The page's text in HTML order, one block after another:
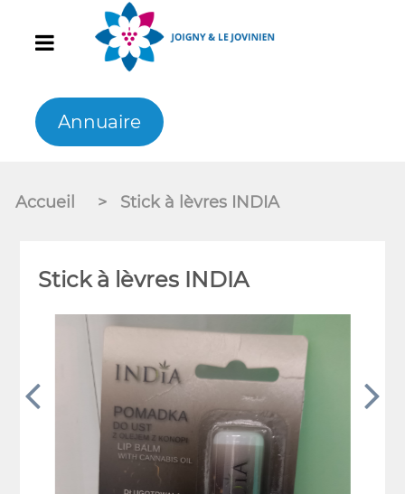
Annuaire
Accueil > Stick à lèvres INDIA
Stick à lèvres INDIA